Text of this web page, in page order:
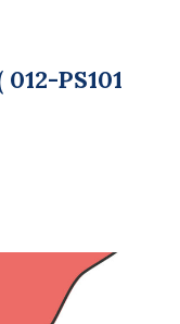
PS101